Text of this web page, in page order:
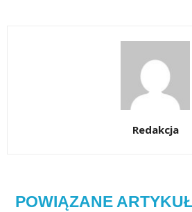
Redakcja
POWIĄZANE